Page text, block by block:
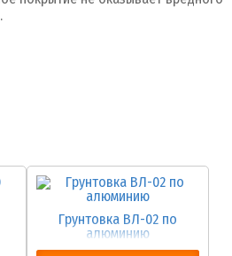
Грунтовка ВЛ-02 по
алюминию